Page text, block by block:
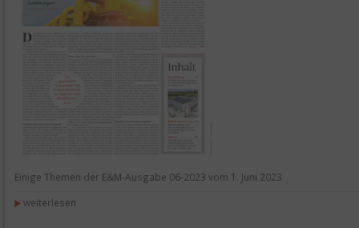
Einige Themen der E&M-Ausgabe 06-2023 vom 1. Juni 2023
weiterlesen